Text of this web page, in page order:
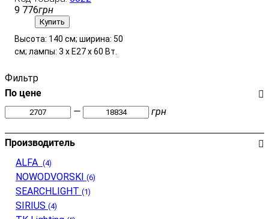
9 776грн
Купить
Высота: 140 см; ширина: 50
см; лампы: 3 х Е27 х 60 Вт.
Фильтр
По цене
—
грн
Производитель
ALFA (4)
NOWODVORSKI (6)
SEARCHLIGHT (1)
SIRIUS (4)